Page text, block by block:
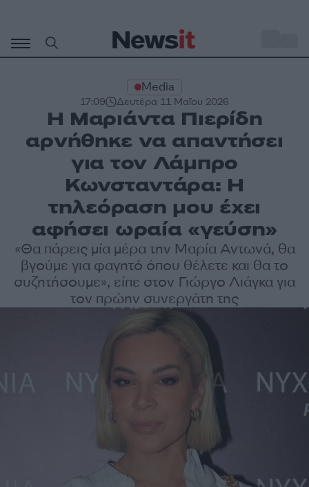
περιεχόμενο
Media
17:09 Δευτέρα 11 Μαΐου 2026
Η Μαριάντα Πιερίδη
αρνήθηκε να απαντήσει
για τον Λάμπρο
Κωνσταντάρα: Η
τηλεόραση μου έχει
αφήσει ωραία «γεύση»
«Θα πάρεις μία μέρα την Μαρία Αντωνά, θα
βγούμε για φαγητό όπου θέλετε και θα το
συζητήσουμε», είπε στον Γιώργο Λιάγκα για
τον πρώην συνεργάτη της